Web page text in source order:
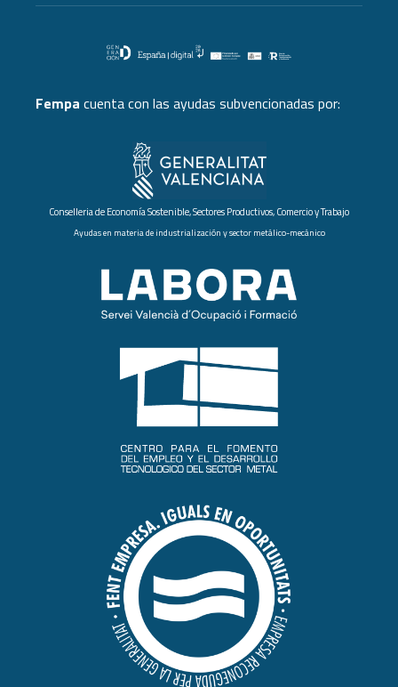
Fempa cuenta con las ayudas subvencionadas por:
Conselleria de Economía Sostenible, Sectores Productivos, Comercio y Trabajo
Ayudas en materia de industrialización y sector metálico-mecánico